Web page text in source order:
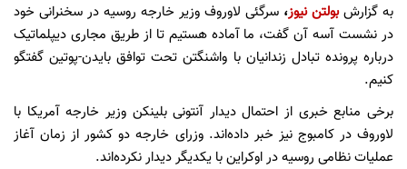
به گزارشبولتن نیوز، سرگئی لاوروف وزیر خارجه روسیه در سخنرانی خود
در نشست آسه آن گفت، ما آماده هستیم تا از طریق مجاری دیپلماتیک
درباره پرونده تبادل زندانیان با واشنگتن تحت توافق بایدن-پوتین گفتگو
کنیم.
برخی منابع خبری از احتمال دیدار آنتونی بلینکن وزیر خارجه آمریکا با
لاوروف در کامبوج نیز خبر داده‌اند. وزرای خارجه دو کشور از زمان آغاز
عملیات نظامی روسیه در اوکراین با یکدیگر دیدار نکرده‌اند.